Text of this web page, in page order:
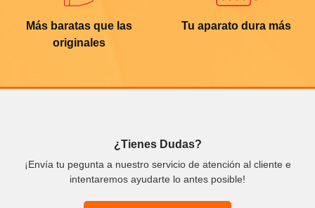
Más baratas que las
originales
Tu aparato dura más
¿Tienes Dudas?
¡Envía tu pegunta a nuestro servicio de atención al cliente e
intentaremos ayudarte lo antes posible!